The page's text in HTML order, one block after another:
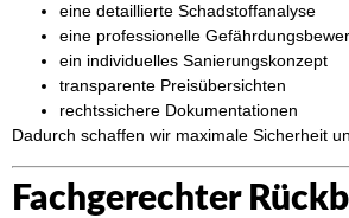
eine detaillierte Schadstoffanalyse
eine professionelle
ein individuelles Sanierungskonzept
transparente Preisübersichten
rechtssichere Dokumentationen
Dadurch schaffen wir maximale Sicherheit
Fachgerechter